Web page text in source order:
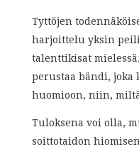
Tyttöjen
harjoittelu yksin
talenttikisat
perustaa bändi, joka
huomioon, niin,
Tuloksena voi olla,
soittotaidon